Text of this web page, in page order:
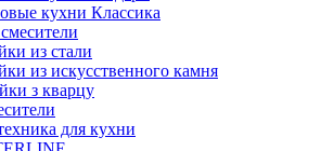
кухни Классика
из стали
из искусственного камня
з кварцу
для кухни